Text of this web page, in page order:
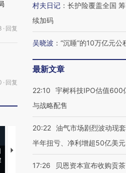
· 回复
· 回复
视线｜HYROX的吸金
心“花钱找虐”？
毒品
村夫日记 ： 长护险覆盖全国
续加码
吴晓波 ： “沉睡”的10万亿元公
最新文章
22:10
宇树科技IPO估值600
与战略配售
20:22 油气市场剧烈波动现
半年扭亏、净利增超50亿美元
17:26
贝恩资本宣布收购贡